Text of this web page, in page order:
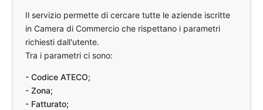
Il servizio permette di cercare tutte le aziende iscritte
in Camera di Commercio che rispettano i parametri
richiesti dall'utente.
Tra i parametri ci sono:
- Codice ATECO;
- Zona;
- Fatturato;